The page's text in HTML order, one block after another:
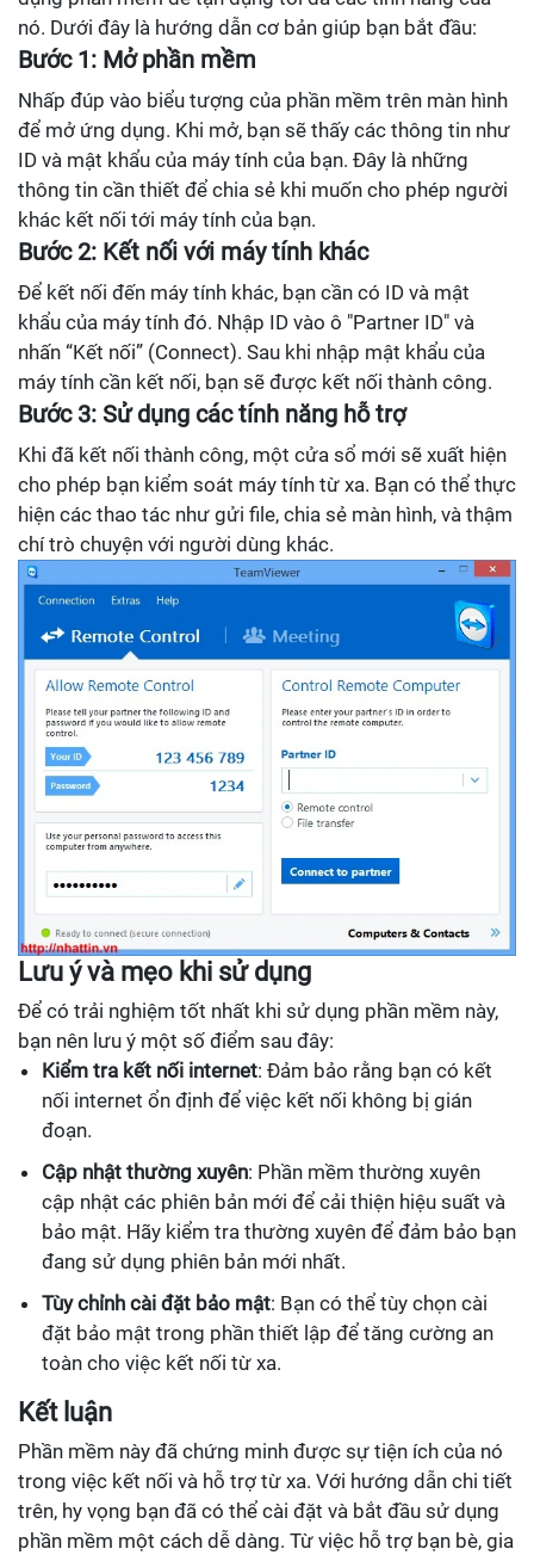
nó. Dưới đây là hướng dẫn cơ bản giúp bạn bắt đầu:
Bước 1: Mở phần mềm
Nhấp đúp vào biểu tượng của phần mềm trên màn hình
để mở ứng dụng. Khi mở, bạn sẽ thấy các thông tin như
ID và mật khẩu của máy tính của bạn. Đây là những
thông tin cần thiết để chia sẻ khi muốn cho phép người
khác kết nối tới máy tính của bạn.
Bước 2: Kết nối với máy tính khác
Để kết nối đến máy tính khác, bạn cần có ID và mật
khẩu của máy tính đó. Nhập ID vào ô "Partner ID" và
nhấn “Kết nối” (Connect). Sau khi nhập mật khẩu của
máy tính cần kết nối, bạn sẽ được kết nối thành công.
Bước 3: Sử dụng các tính năng hỗ trợ
Khi đã kết nối thành công, một cửa sổ mới sẽ xuất hiện
cho phép bạn kiểm soát máy tính từ xa. Bạn có thể thực
hiện các thao tác như gửi file, chia sẻ màn hình, và thậm
chí trò chuyện với người dùng khác.
Lưu ý và mẹo khi sử dụng
Để có trải nghiệm tốt nhất khi sử dụng phần mềm này,
bạn nên lưu ý một số điểm sau đây:
Kiểm tra kết nối internet: Đảm bảo rằng bạn có kết
nối internet ổn định để việc kết nối không bị gián
đoạn.
Cập nhật thường xuyên: Phần mềm thường xuyên
cập nhật các phiên bản mới để cải thiện hiệu suất và
bảo mật. Hãy kiểm tra thường xuyên để đảm bảo bạn
đang sử dụng phiên bản mới nhất.
Tùy chỉnh cài đặt bảo mật: Bạn có thể tùy chọn cài
đặt bảo mật trong phần thiết lập để tăng cường an
toàn cho việc kết nối từ xa.
Kết luận
Phần mềm này đã chứng minh được sự tiện ích của nó
trong việc kết nối và hỗ trợ từ xa. Với hướng dẫn chi tiết
trên, hy vọng bạn đã có thể cài đặt và bắt đầu sử dụng
phần mềm một cách dễ dàng. Từ việc hỗ trợ bạn bè, gia